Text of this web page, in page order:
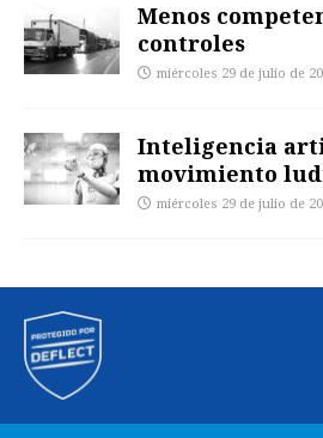
Menos
controles
miércoles 29 de julio de
Inteligencia
movimiento
miércoles 29 de julio de